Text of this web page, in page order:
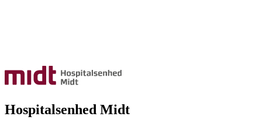
Hospitalsenhed Midt